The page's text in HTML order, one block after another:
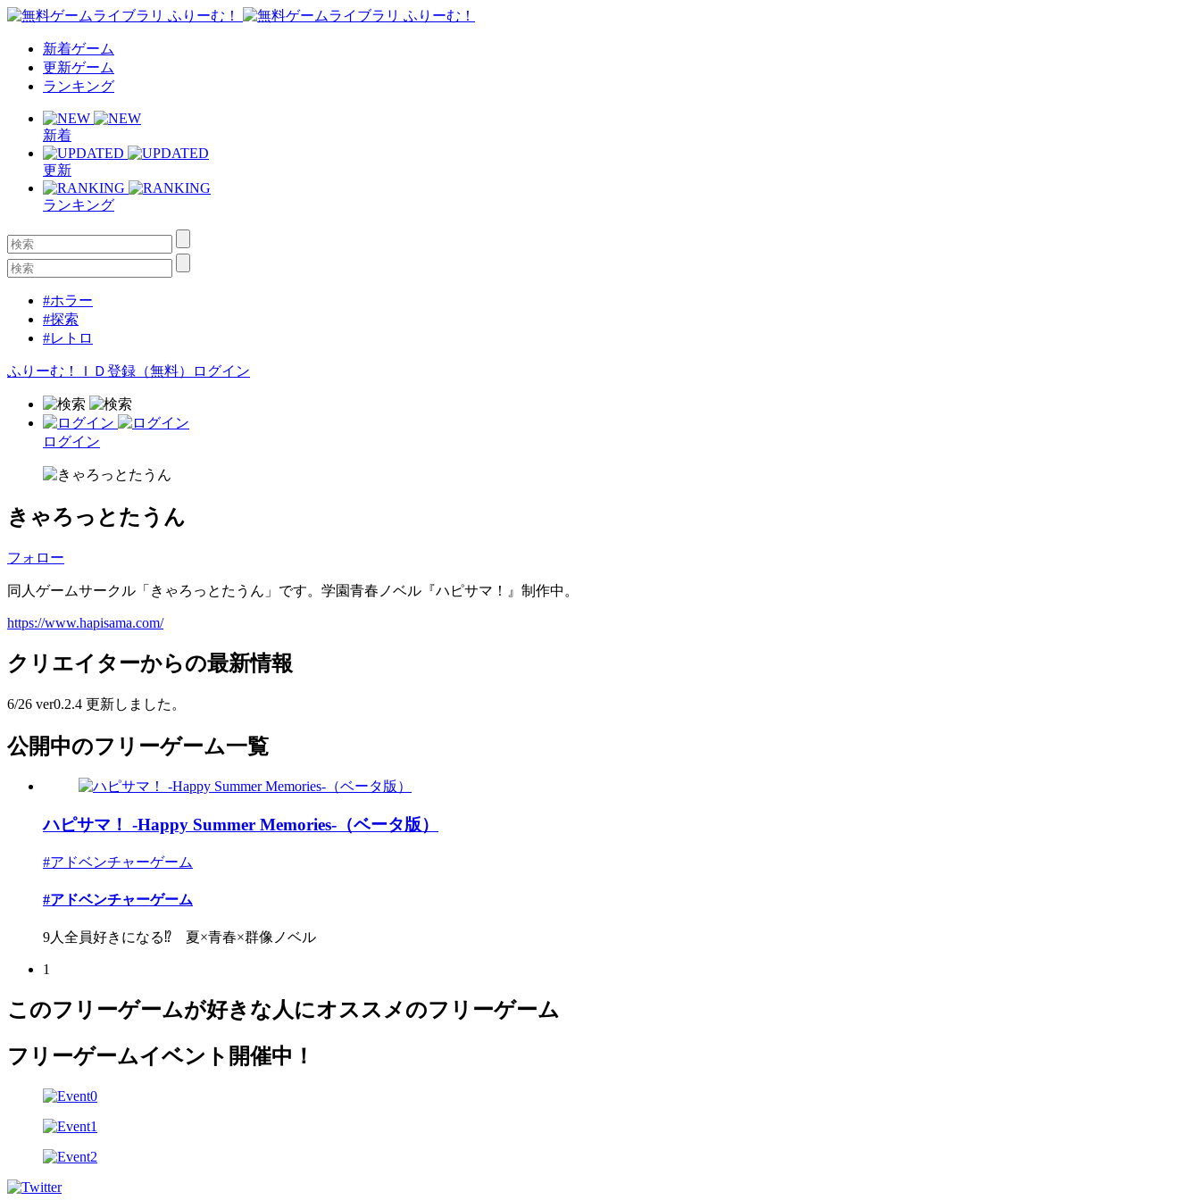
新着ゲーム
更新ゲーム
ランキング
新着
更新
ランキング
#ホラー
#探索
#レトロ
ふりーむ！ＩＤ登録（無料） ログイン
ログイン
きゃろっとたうん
フォロー
同人ゲームサークル「きゃろっとたうん」です。学園青春ノベル『ハピサマ！』制作中。
https://www.hapisama.com/
クリエイターからの最新情報
6/26 ver0.2.4 更新しました。
公開中のフリーゲーム一覧
ハピサマ！ -Happy Summer Memories-（ベータ版）
#アドベンチャーゲーム
#アドベンチャーゲーム
9人全員好きになる⁉︎ 夏×青春×群像ノベル
1
このフリーゲームが好きな人にオススメのフリーゲーム
フリーゲームイベント開催中！